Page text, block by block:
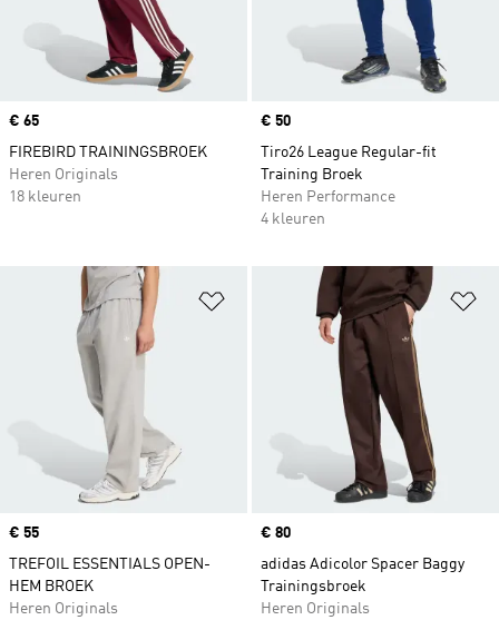
Price
€ 65
FIREBIRD TRAININGSBROEK
Heren Originals
18 kleuren
Price
€ 50
Tiro26 League Regular-fit
Training Broek
Heren Performance
4 kleuren
Op verlanglijst zetten
Price
€ 55
TREFOIL ESSENTIALS OPEN-
HEM BROEK
Heren Originals
Price
€ 80
adidas Adicolor Spacer Baggy
Trainingsbroek
Heren Originals